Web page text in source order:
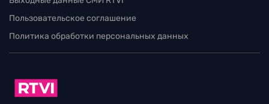
Пользовательское соглашение
Политика обработки персональных данных